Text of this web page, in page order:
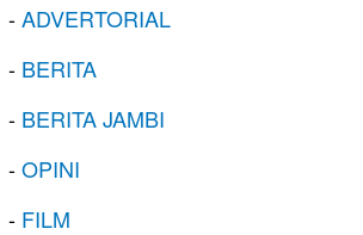
-ADVERTORIAL
- BERITA
- BERITA JAMBI
-OPINI
- FILM